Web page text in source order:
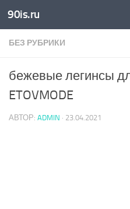
Skip to content
90is.ru
БЕЗ РУБРИКИ
бежевые легинсы
ETOVMODE
АВТОР: ADMIN · 23.04.2021